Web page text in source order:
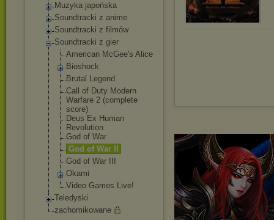
Muzyka japońska
Soundtracki z anime
Soundtracki z filmów
Soundtracki z gier
American McGee's Alice
Bioshock
Brutal Legend
Call of Duty Modern
Warfare 2 (complete
score)
Deus Ex Human
Revolution
God of War
God of War II
God of War III
Okami
Video Games Live!
Teledyski
zachomikowane